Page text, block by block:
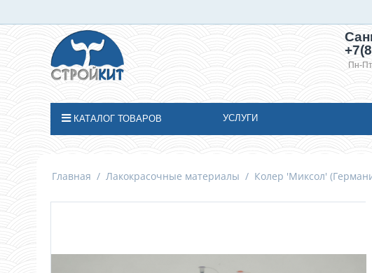
Пн-
КАТАЛОГ ТОВАРОВ УСЛУГИ
Главная / Лакокрасочные материалы / Колер 'Миксол'